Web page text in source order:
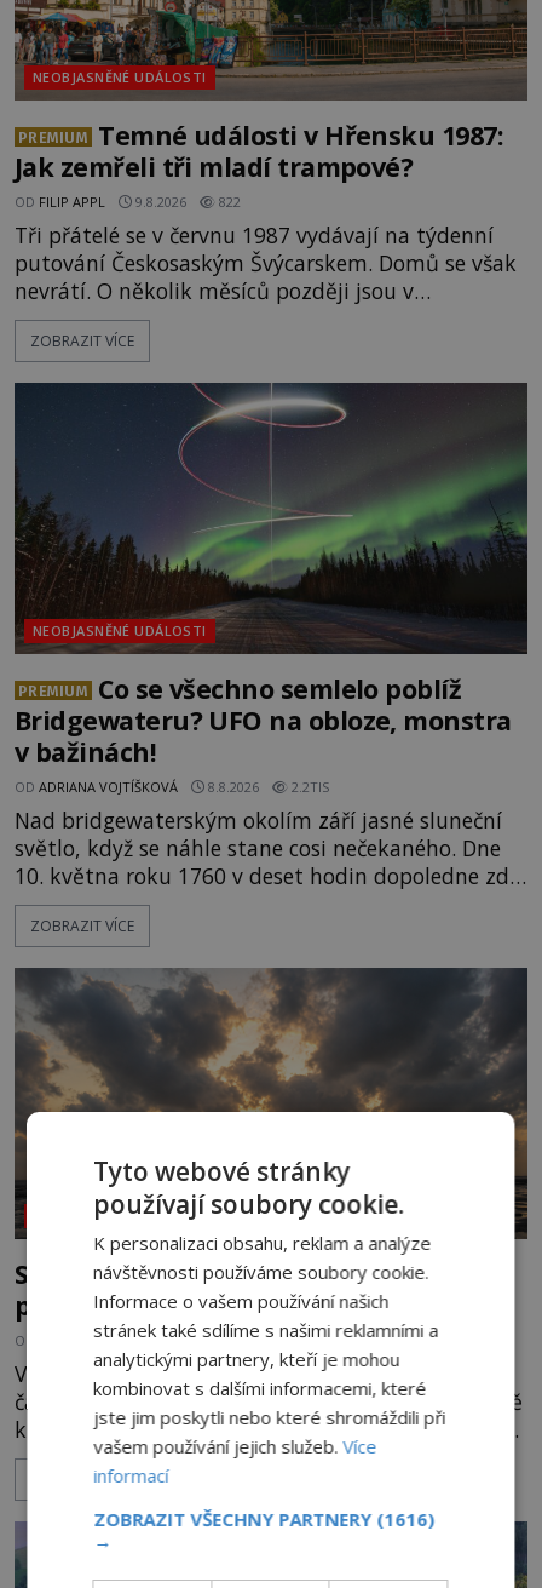
NEOBJASNĚNÉ UDÁLOSTI
PREMIUM
Temné události v Hřensku 1987:
Jak zemřeli tři mladí trampové?
OD FILIP APPL 9.8.2026 822
Tři přátelé se v červnu 1987 vydávají na týdenní
putování Českosaským Švýcarskem. Domů se však
nevrátí. O několik měsíců později jsou v
nepřístupných skalách u Hřenska nalezeny jejich
kostry – a s nimi stopy, které se jen obtížně slučují
přírodní živel, neznámý útočník, nebo někdo, koho
tehdejší režim nechtěl odhalit? [gallery
ids="171131,171132,1711
ZOBRAZIT VÍCE
NEOBJASNĚNÉ UDÁLOSTI
PREMIUM
Co se všechno semlelo poblíž
Bridgewateru? UFO na obloze, monstra
v bažinách!
OD ADRIANA VOJTÍŠKOVÁ 8.8.2026 2.2TIS
Nad bridgewaterským okolím září jasné sluneční
světlo, když se náhle stane cosi nečekaného. Dne
10. května roku 1760 v deset hodin dopoledne zde
dojde k vůbec prvnímu historicky doloženému
přeletu UFO. Podle záznamů vyzařuje takové
jen o nějaký optický klam, nebo se zde skutečně
právě vznáší mimozemská loď
ZOBRAZIT VÍCE
NEOBJASNĚNÉ UDÁLOSTI
Strašidelná pláž Dumas: Je černý písek
podhoubím, ze kterého roste zlo?
OD MIREK BRÁT 6.8.2026 5.8TIS
V indickém svazovém státu Gudžarát se nachází
část pobřeží, které má hodně temnou pověst. Jistě
k tomu přispívá i černý písek této pláže. Proč má
pláž takové netypické zbarvení? Nakolik jsou
pravdivé historky, že zde došlo k nevysvětlitelným
zmizením turistů? Ti, kteří se nebojí, nás mohou
následovat. Vstupujeme na pláž Dumas ve městě
ZOBRAZIT VÍCE
Tyto webové stránky
používají soubory cookie.
K personalizaci obsahu, reklam a analýze
návštěvnosti používáme soubory cookie.
Informace o vašem používání našich
stránek také sdílíme s našimi reklamními a
analytickými partnery, kteří je mohou
kombinovat s dalšími informacemi, které
jste jim poskytli nebo které shromáždili při
vašem používání jejich služeb.Více
informací
ZOBRAZIT VŠECHNY PARTNERY (1616)
→